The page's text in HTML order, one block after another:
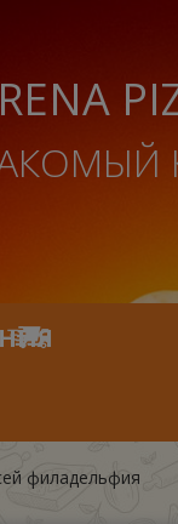
филадельфия